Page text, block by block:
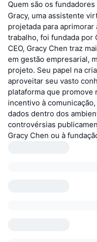
Quem são os fundadores
Gracy, uma assistente
projetada para
trabalho, foi fundada por
CEO, Gracy Chen traz
em gestão empresarial,
projeto. Seu papel na
aproveitar seu vasto
plataforma que
incentivo à
dados dentro dos
controvérsias
Gracy Chen ou à